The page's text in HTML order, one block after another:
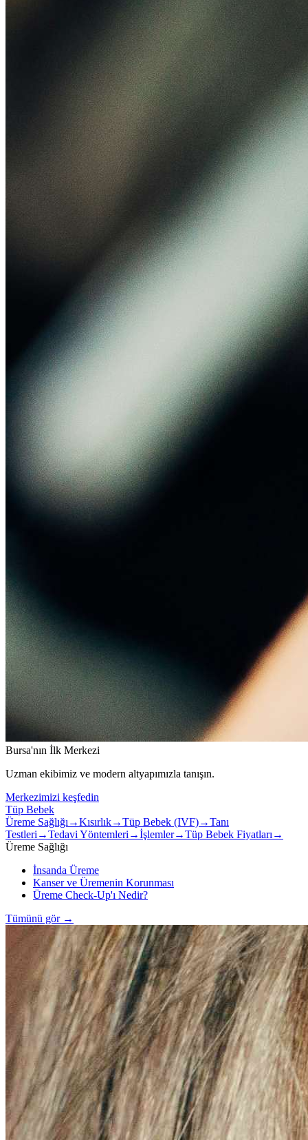
Bursa'nın İlk Merkezi
Uzman ekibimiz ve modern altyapımızla tanışın.
Merkezimizi keşfedin
Tüp Bebek
Üreme Sağlığı →Kısırlık→Tüp Bebek (IVF)→Tanı
Testleri →Tedavi Yöntemleri →İşlemler→Tüp Bebek Fiyatları →
Üreme Sağlığı
İnsanda Üreme
Kanser ve Üremenin Korunması
Üreme Check-Up'ı Nedir?
Tümünü gör →